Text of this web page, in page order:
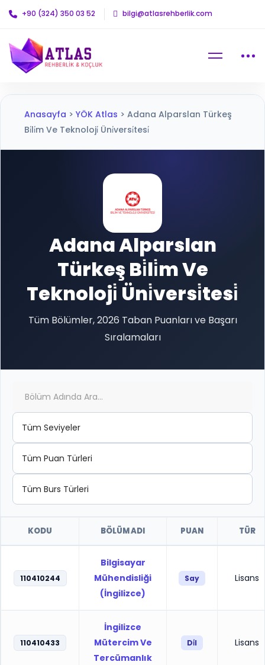
+90 (324) 350 03 52 bilgi@atlasrehberlik.com
Anasayfa > YÖK Atlas > Adana Alparslan Türkeş
Bi̇li̇m Ve Teknoloji̇ Üni̇versi̇tesi̇
Adana Alparslan
Türkeş Bi̇li̇m Ve
Teknoloji̇ Üni̇versi̇tesi̇
Tüm Bölümler, 2026 Taban Puanları ve Başarı
Sıralamaları
KODU BÖLÜM ADI PUAN TÜR
110410244
Bilgisayar
Mühendisliği
(İngilizce)
Say Lisans
110410433
İngilizce
Mütercim Ve
Tercümanlık
Di̇l Lisans